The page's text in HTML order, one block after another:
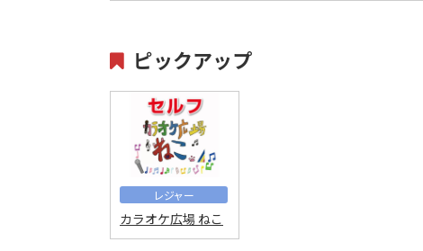
ピックアップ
レジャー
カラオケ広場 ねこ